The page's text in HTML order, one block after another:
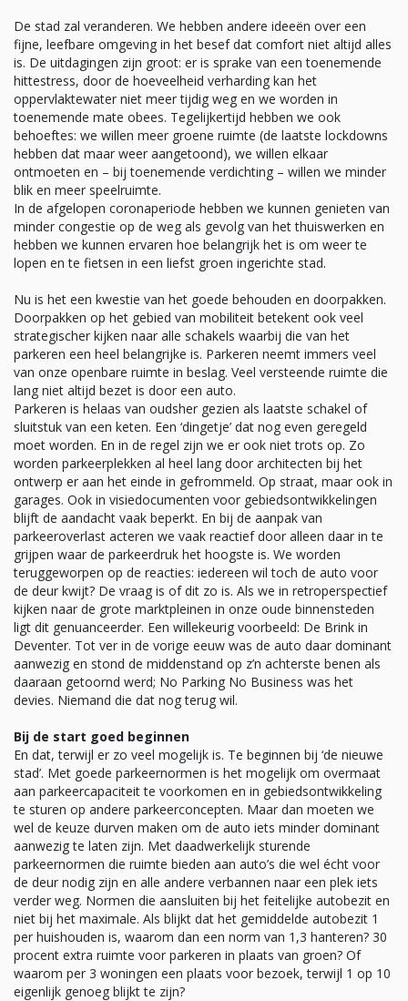
De stad zal veranderen. We hebben andere ideeën over een
fijne, leefbare omgeving in het besef dat comfort niet altijd alles
is. De uitdagingen zijn groot: er is sprake van een toenemende
hittestress, door de hoeveelheid verharding kan het
oppervlaktewater niet meer tijdig weg en we worden in
toenemende mate obees. Tegelijkertijd hebben we ook
behoeftes: we willen meer groene ruimte (de laatste lockdowns
hebben dat maar weer aangetoond), we willen elkaar
ontmoeten en – bij toenemende verdichting – willen we minder
blik en meer speelruimte.
In de afgelopen coronaperiode hebben we kunnen genieten van
minder congestie op de weg als gevolg van het thuiswerken en
hebben we kunnen ervaren hoe belangrijk het is om weer te
lopen en te fietsen in een liefst groen ingerichte stad.
Nu is het een kwestie van het goede behouden en doorpakken.
Doorpakken op het gebied van mobiliteit betekent ook veel
strategischer kijken naar alle schakels waarbij die van het
parkeren een heel belangrijke is. Parkeren neemt immers veel
van onze openbare ruimte in beslag. Veel versteende ruimte die
lang niet altijd bezet is door een auto.
Parkeren is helaas van oudsher gezien als laatste schakel of
sluitstuk van een keten. Een ‘dingetje’ dat nog even geregeld
moet worden. En in de regel zijn we er ook niet trots op. Zo
worden parkeerplekken al heel lang door architecten bij het
ontwerp er aan het einde in gefrommeld. Op straat, maar ook in
garages. Ook in visiedocumenten voor gebiedsontwikkelingen
blijft de aandacht vaak beperkt. En bij de aanpak van
parkeeroverlast acteren we vaak reactief door alleen daar in te
grijpen waar de parkeerdruk het hoogste is. We worden
teruggeworpen op de reacties: iedereen wil toch de auto voor
de deur kwijt? De vraag is of dit zo is. Als we in retroperspectief
kijken naar de grote marktpleinen in onze oude binnensteden
ligt dit genuanceerder. Een willekeurig voorbeeld: De Brink in
Deventer. Tot ver in de vorige eeuw was de auto daar dominant
aanwezig en stond de middenstand op z’n achterste benen als
daaraan getoornd werd; No Parking No Business was het
devies. Niemand die dat nog terug wil.
Bij de start goed beginnen
En dat, terwijl er zo veel mogelijk is. Te beginnen bij ‘de nieuwe
stad’. Met goede parkeernormen is het mogelijk om overmaat
aan parkeercapaciteit te voorkomen en in gebiedsontwikkeling
te sturen op andere parkeerconcepten. Maar dan moeten we
wel de keuze durven maken om de auto iets minder dominant
aanwezig te laten zijn. Met daadwerkelijk sturende
parkeernormen die ruimte bieden aan auto’s die wel écht voor
de deur nodig zijn en alle andere verbannen naar een plek iets
verder weg. Normen die aansluiten bij het feitelijke autobezit en
niet bij het maximale. Als blijkt dat het gemiddelde autobezit 1
per huishouden is, waarom dan een norm van 1,3 hanteren? 30
procent extra ruimte voor parkeren in plaats van groen? Of
waarom per 3 woningen een plaats voor bezoek, terwijl 1 op 10
eigenlijk genoeg blijkt te zijn?